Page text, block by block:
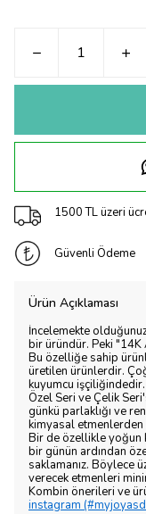
1500 TL üzeri
Güvenli Ödeme
Ürün Açıklaması
İncelemekte
bir üründür. Peki "14K
Bu özelliğe sahip
üretilen ürünlerdir.
kuyumcu
Özel Seri ve Çelik
günkü parlaklığı ve
kimyasal etmenlerden
Bir de özellikle yoğun
bir günün ardından
saklamanız. Böylece
verecek etmenleri
Kombin önerileri ve
instagram